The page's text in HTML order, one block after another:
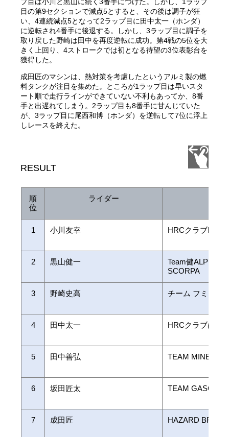
目の第9セクションで減点5とすると、その後は調子が狂
い、4連続減点5となって2ラップ目に田中太一（ホンダ）
に逆転され4番手に後退する。しかし、3ラップ目に調子を
取り戻した野崎は田中を再度逆転に成功。第4戦の5位を大
きく上回り、4ストロークでは初となる待望の3位表彰台を
獲得した。
成田匠のマシンは、熱対策を考慮したというアルミ製の燃
料タンクが注目を集めた。ところが1ラップ目は早いスタ
ート順で走行ラインができていない不利もあってか、8番
手と出遅れてしまう。2ラップ目も8番手に甘んじていた
が、3ラップ目に尾西和博（ホンダ）を逆転して7位に浮上
しレースを終えた。
RESULT
順
位
ライダー
1 小川友幸 HRCクラブ
2 黒山健一
Team健ALPES-
SCORPA
3 野崎史高 チーム フミタカ
4 田中太一 HRCクラブぱわ
5 田中善弘 TEAM MINE
6 坂田匠太 TEAM GASGAS
7 成田匠 HAZARD